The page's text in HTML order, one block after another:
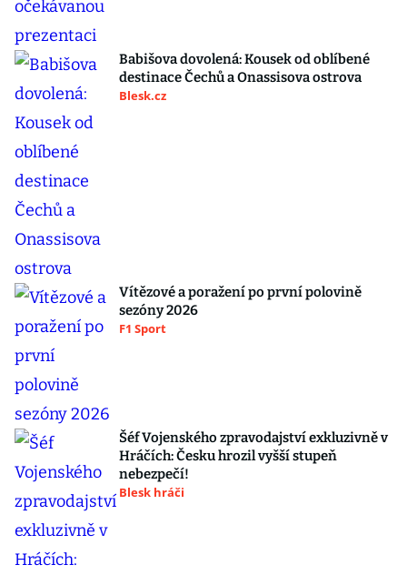
Babišova dovolená: Kousek od oblíbené
destinace Čechů a Onassisova ostrova
Blesk.cz
Vítězové a poražení po první polovině
sezóny 2026
F1 Sport
Šéf Vojenského zpravodajství exkluzivně v
Hráčích: Česku hrozil vyšší stupeň
nebezpečí!
Blesk hráči